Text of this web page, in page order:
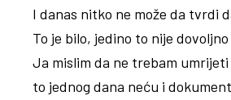
I danas nitko ne može da tvrdi
To je bilo, jedino to nije
Ja mislim da ne trebam
to jednog dana neću i